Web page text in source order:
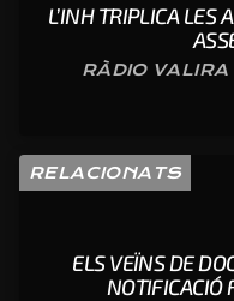
L’INH TRIPLICA LES
RÀDIO
RELACIONATS
ELS VEÏNS DE
NOTIFICACIÓ